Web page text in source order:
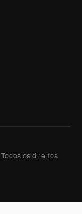
Todos os direitos